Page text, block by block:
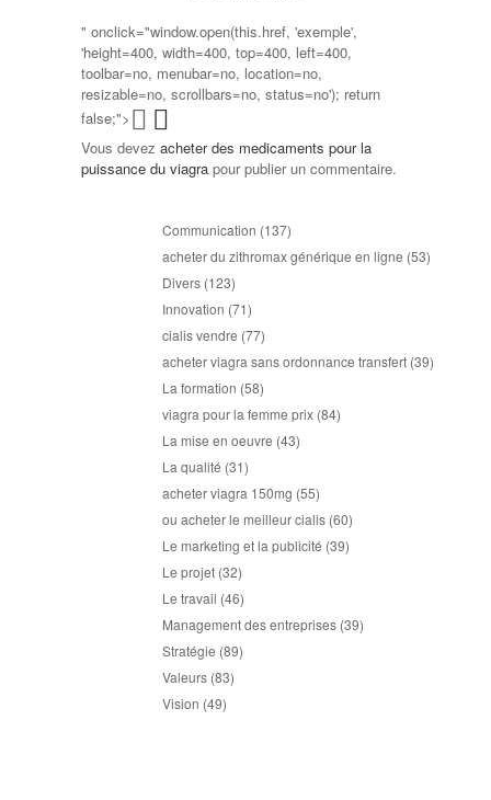
" onclick="window.open(this.href, 'exemple',
'height=400, width=400, top=400, left=400,
toolbar=no, menubar=no, location=no,
resizable=no, scrollbars=no, status=no'); return
false;">
Vous devez acheter des medicaments pour la
puissance du viagra pour publier un commentaire.
Communication (137)
acheter du zithromax générique en ligne (53)
Divers (123)
Innovation (71)
cialis vendre (77)
acheter viagra sans ordonnance transfert (39)
La formation (58)
viagra pour la femme prix (84)
La mise en oeuvre (43)
La qualité (31)
acheter viagra 150mg (55)
ou acheter le meilleur cialis (60)
Le marketing et la publicité (39)
Le projet (32)
Le travail (46)
Management des entreprises (39)
Stratégie (89)
Valeurs (83)
Vision (49)